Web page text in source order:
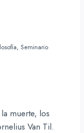
Seminario
muerte, los
Van Til.